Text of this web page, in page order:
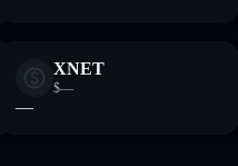
XNET
$—
—